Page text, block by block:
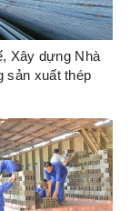
Xây dựng Nhà
sản xuất thép